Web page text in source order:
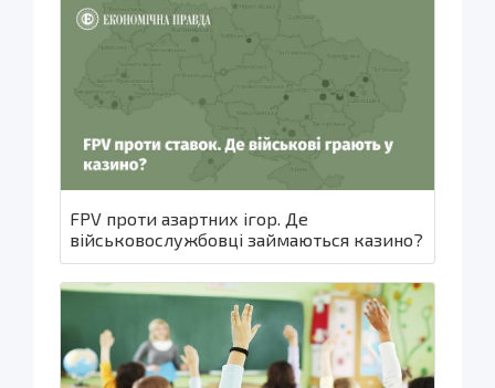
FPV проти азартних ігор. Де
військовослужбовці займаються казино?